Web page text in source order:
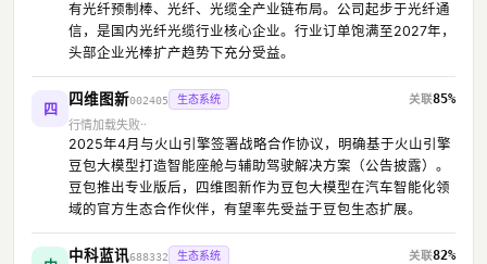
有光纤预制棒、光纤、光缆全产业链布局。公司起步于光纤通
信，是国内光纤光缆行业核心企业。行业订单饱满至2027年，
头部企业光棒扩产趋势下充分受益。
四
四维图新002405 生态系统
85%
行情加载失败
2025年4月与火山引擎签署战略合作协议，明确基于火山引擎
豆包大模型打造智能座舱与辅助驾驶解决方案（公告披露）。
豆包推出专业版后，四维图新作为豆包大模型在汽车智能化领
域的官方生态合作伙伴，有望率先受益于豆包生态扩展。
中科蓝讯688332 生态系统
82%